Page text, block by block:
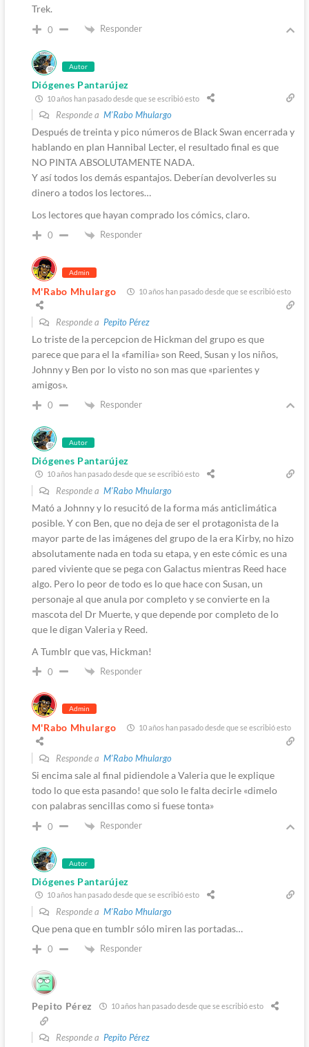
Trek.
0 Responder
Autor
Diógenes Pantarújez
10 años han pasado desde que se escribió esto
Responde a M'Rabo Mhulargo
Después de treinta y pico números de Black Swan encerrada y
hablando en plan Hannibal Lecter, el resultado final es que
NO PINTA ABSOLUTAMENTE NADA.
Y así todos los demás espantajos. Deberían devolverles su
dinero a todos los lectores…
Los lectores que hayan comprado los cómics, claro.
0 Responder
Admin
M'Rabo Mhulargo 10 años han pasado desde que se escribió esto
Responde a Pepito Pérez
Lo triste de la percepcion de Hickman del grupo es que
parece que para el la «familia» son Reed, Susan y los niños,
Johnny y Ben por lo visto no son mas que «parientes y
amigos».
0 Responder
Autor
Diógenes Pantarújez
10 años han pasado desde que se escribió esto
Responde a M'Rabo Mhulargo
Mató a Johnny y lo resucitó de la forma más anticlimática
posible. Y con Ben, que no deja de ser el protagonista de la
mayor parte de las imágenes del grupo de la era Kirby, no hizo
absolutamente nada en toda su etapa, y en este cómic es una
pared viviente que se pega con Galactus mientras Reed hace
algo. Pero lo peor de todo es lo que hace con Susan, un
personaje al que anula por completo y se convierte en la
mascota del Dr Muerte, y que depende por completo de lo
que le digan Valeria y Reed.
A Tumblr que vas, Hickman!
0 Responder
Admin
M'Rabo Mhulargo 10 años han pasado desde que se escribió esto
Responde a M'Rabo Mhulargo
Si encima sale al final pidiendole a Valeria que le explique
todo lo que esta pasando! que solo le falta decirle «dimelo
con palabras sencillas como si fuese tonta»
0 Responder
Autor
Diógenes Pantarújez
10 años han pasado desde que se escribió esto
Responde a M'Rabo Mhulargo
Que pena que en tumblr sólo miren las portadas…
0 Responder
Pepito Pérez 10 años han pasado desde que se escribió esto
Responde a Pepito Pérez